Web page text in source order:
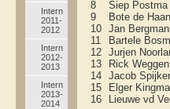
Intern
2011-
2012
Intern
2012-
2013
Intern
2013-
2014
8
Siep Postma
9
Bote de Haan
10
Jan
11
Bartele
12
Jurjen
13
Rick Weggen
14
Jacob
15
Elger Kingma
16
Lieuwe vd